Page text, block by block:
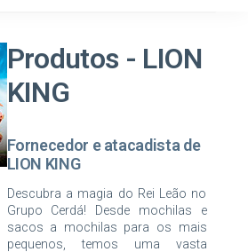
Produtos - LION
KING
Fornecedor e atacadista de
LION KING
Descubra a magia do Rei Leão no
Grupo Cerdá! Desde mochilas e
sacos a mochilas para os mais
pequenos, temos uma vasta